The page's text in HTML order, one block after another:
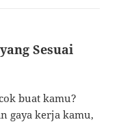
Sesuai
buat kamu?
gaya kerja kamu,